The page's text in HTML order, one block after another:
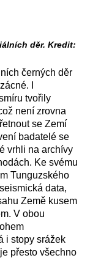
děr. Kredit:
černých děr
I
tvořily
není zrovna
se Zemí
badatelé se
vrhli na archívy
Ke svému
Tunguzského
data,
Země kusem
V obou
i stopy srážek
přesto všechno